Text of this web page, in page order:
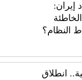
إيران:
النظام؟
انطلاق